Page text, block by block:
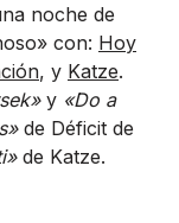
noche de
con: Hoy
, y Katze.
y «Do a
de Déficit de
de Katze.